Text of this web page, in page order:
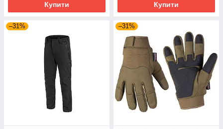
Купити Купити
–31% –31%